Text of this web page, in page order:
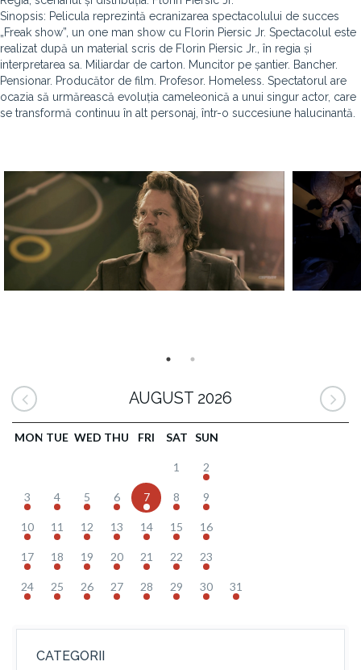
Sinopsis: Pelicula reprezintă ecranizarea spectacolului de succes
„Freak show”, un one man show cu Florin Piersic Jr. Spectacolul este
realizat după un material scris de Florin Piersic Jr., în regia și
interpretarea sa. Miliardar de carton. Muncitor pe șantier. Bancher.
Pensionar. Producător de film. Profesor. Homeless. Spectatorul are
ocazia să urmărească evoluția cameleonică a unui singur actor, care
se transformă continuu în alt personaj, într-o succesiune halucinantă.
AUGUST 2026
MON TUE WED THU FRI SAT SUN
1 2
3 4 5 6 7 8 9
10 11 12 13 14 15 16
17 18 19 20 21 22 23
24 25 26 27 28 29 30 31
CATEGORII